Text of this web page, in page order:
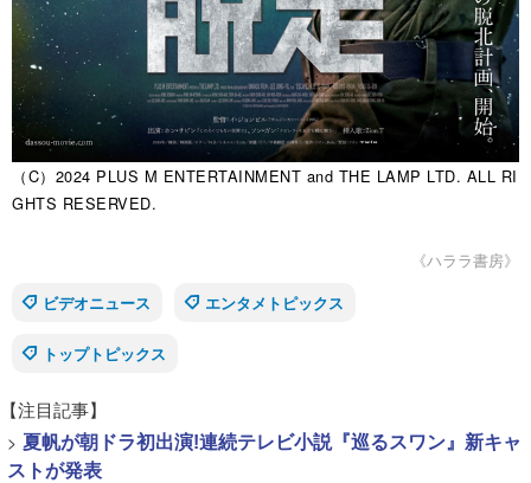
（C）2024 PLUS M ENTERTAINMENT and THE LAMP LTD. ALL RI
GHTS RESERVED.
《ハララ書房》
ビデオニュース
エンタメトピックス
トップトピックス
【注目記事】
> 夏帆が朝ドラ初出演!連続テレビ小説『巡るスワン』新キャ
ストが発表